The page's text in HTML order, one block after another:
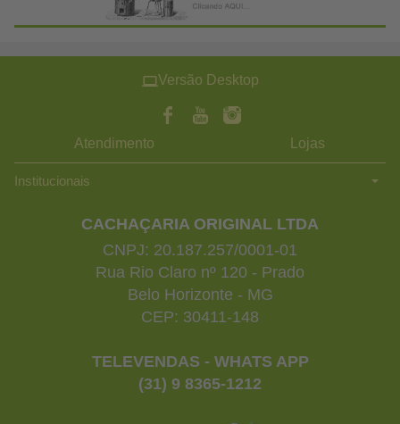
Versão Desktop
Atendimento Lojas
Institucionais
CACHAÇARIA ORIGINAL LTDA
CNPJ: 20.187.257/0001-01
Rua Rio Claro nº 120 - Prado
Belo Horizonte - MG
CEP: 30411-148
TELEVENDAS - WHATS APP
(31) 9 8365-1212